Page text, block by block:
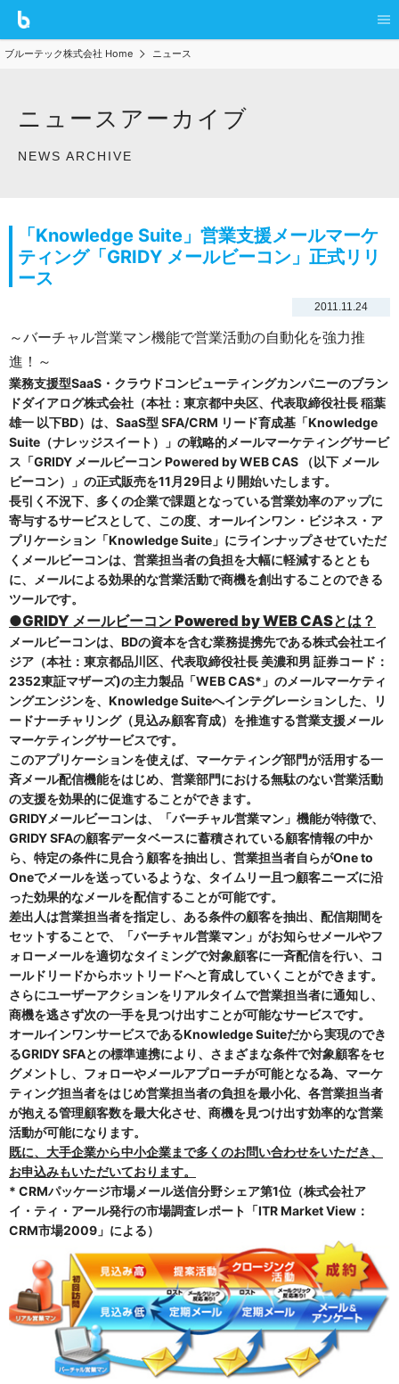
ブルーテック株式会社 Home ニュース
ニュースアーカイブ
NEWS ARCHIVE
「Knowledge Suite」営業支援メールマーケ
ティング「GRIDY メールビーコン」正式リリ
ース
2011.11.24
～バーチャル営業マン機能で営業活動の自動化を強力推
進！～
業務支援型SaaS・クラウドコンピューティングカンパニーのブラン
ドダイアログ株式会社（本社：東京都中央区、代表取締役社長 稲葉
雄一 以下BD）は、SaaS型 SFA/CRM リード育成基「Knowledge
Suite（ナレッジスイート）」の戦略的メールマーケティングサービ
ス「GRIDY メールビーコン Powered by WEB CAS （以下 メール
ビーコン）」の正式販売を11月29日より開始いたします。
長引く不況下、多くの企業で課題となっている営業効率のアップに
寄与するサービスとして、この度、オールインワン・ビジネス・ア
プリケーション「Knowledge Suite 」にラインナップさせていただ
くメールビーコンは、営業担当者の負担を大幅に軽減するととも
に、メールによる効果的な営業活動で商機を創出することのできる
ツールです。
●GRIDY メールビーコンPowered by WEB CASとは？
メールビーコンは、BDの資本を含む業務提携先である株式会社エイ
ジア（本社：東京都品川区、代表取締役社長美濃和男 証券コード：
2352東証マザーズ)の主力製品「WEB CAS*」のメールマーケティ
ングエンジンを、Knowledge Suiteへインテグレーションした、リ
ードナーチャリング（見込み顧客育成）を推進する営業支援メール
マーケティングサービスです。
このアプリケーションを使えば、マーケティング部門が活用する一
斉メール配信機能をはじめ、営業部門における無駄のない営業活動
の支援を効果的に促進することができます。
GRIDYメールビーコンは、「バーチャル営業マン」機能が特徴で、
GRIDY SFAの顧客データベースに蓄積されている顧客情報の中か
ら、特定の条件に見合う顧客を抽出し、営業担当者自らがOne to
Oneでメールを送っているような、タイムリー且つ顧客ニーズに沿
った効果的なメールを配信することが可能です。
差出人は営業担当者を指定し、ある条件の顧客を抽出、配信期間を
セットすることで、「バーチャル営業マン」がお知らせメールやフ
ォローメールを適切なタイミングで対象顧客に一斉配信を行い、コ
ールドリードからホットリードへと育成していくことができます。
さらにユーザーアクションをリアルタイムで営業担当者に通知し、
商機を逃さず次の一手を見つけ出すことが可能なサービスです。
オールインワンサービスであるKnowledge Suiteだから実現のでき
るGRIDY SFAとの標準連携により、さまざまな条件で対象顧客をセ
グメントし、フォローやメールアプローチが可能となる為、マーケ
ティング担当者をはじめ営業担当者の負担を最小化、各営業担当者
が抱える管理顧客数を最大化させ、商機を見つけ出す効率的な営業
活動が可能になります。
既に、大手企業から中小企業まで多くのお問い合わせをいただき、
お申込みもいただいております。
* CRMパッケージ市場メール送信分野シェア第1位（株式会社ア
イ・ティ・アール発行の市場調査レポート「ITR Market View：
CRM市場2009」による）